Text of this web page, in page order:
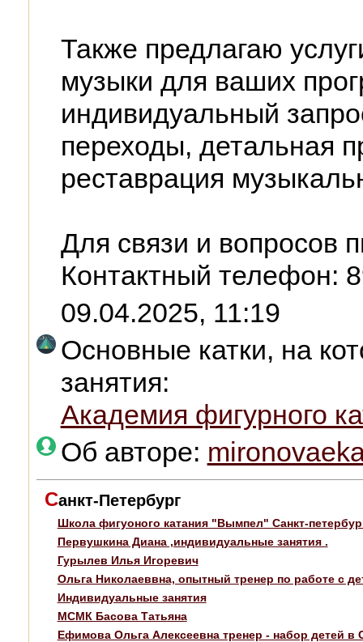
Также предлагаю
музыки для ваших
индивидуальный
переходы, детальная
реставрация
Для связи и вопросов
Контактный телефон:
09.04.2025, 11:19
Основные катки, на
занятия:
Академия фигурного
Об авторе:
Санкт-Петербург
Школа фигуоного катания "Вымпел" Санкт-
Первушкина Диана ,индивидуальные занятия .
Гурылев Илья Игоревич
Ольга Николаеввна, опытный тренер по работе с
Индивидуальные занятия
МСМК Басова Татьяна
Ефимова Ольга Алексеевна тренер - набор детей